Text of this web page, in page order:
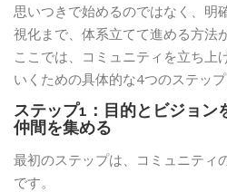
思いつきで始めるのではなく、明
視化まで、体系立てて進める方法
ここでは、コミュニティを立ち上
いくための具体的な4つのステップ
ステップ1：目的とビジョン
仲間を集める
最初のステップは、コミュニティ
です。